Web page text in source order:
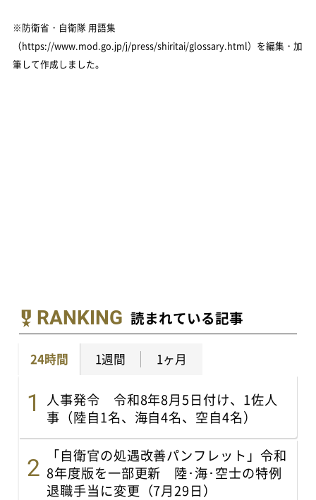
※防衛省・自衛隊 用語集
（https://www.mod.go.jp/j/press/shiritai/glossary.html）を編集・加
筆して作成しました。
RANKING 読まれている記事
24時間 1週間 1ヶ月
人事発令 令和8年8月5日付け、1佐人
事（陸自1名、海自4名、空自4名）
「自衛官の処遇改善パンフレット」令和
8年度版を一部更新 陸･海･空士の特例
退職手当に変更（7月29日）